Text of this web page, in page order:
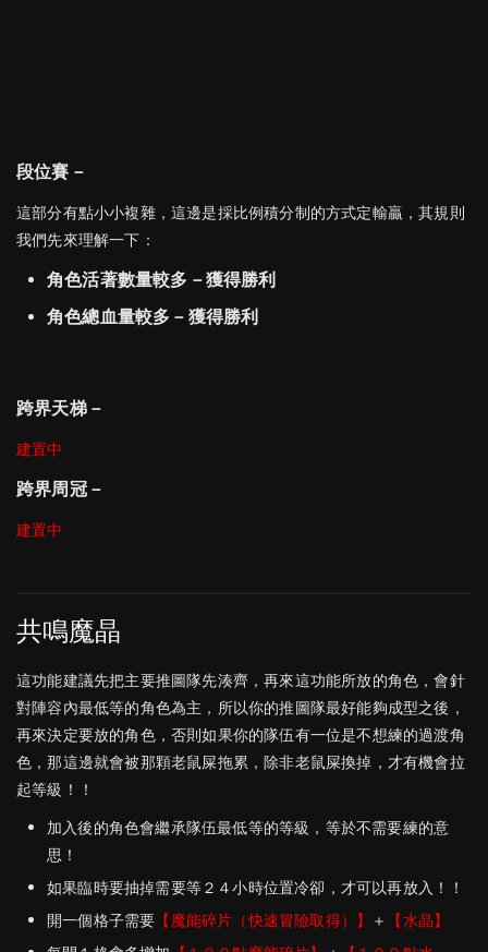
段位賽－
這部分有點小小複雜，這邊是採比例積分制的方式定輸贏，其規則
我們先來理解一下：
角色活著數量較多－獲得勝利
角色總血量較多－獲得勝利
跨界天梯－
建置中
跨界周冠－
建置中
共鳴魔晶
這功能建議先把主要推圖隊先湊齊，再來這功能所放的角色，會針
對陣容內最低等的角色為主，所以你的推圖隊最好能夠成型之後，
再來決定要放的角色，否則如果你的隊伍有一位是不想練的過渡角
色，那這邊就會被那顆老鼠屎拖累，除非老鼠屎換掉，才有機會拉
起等級！！
加入後的角色會繼承隊伍最低等的等級，等於不需要練的意
思！
如果臨時要抽掉需要等２４小時位置冷卻，才可以再放入！！
開一個格子需要 【魔能碎片（快速冒險取得）】 ＋ 【水晶】